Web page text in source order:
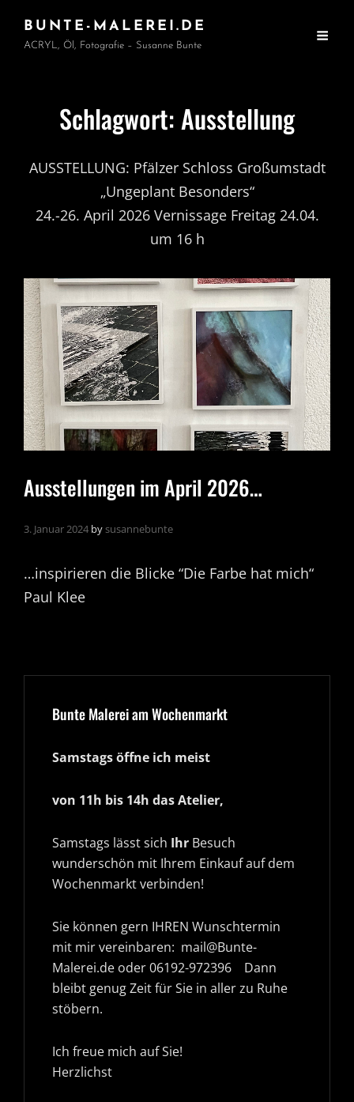
BUNTE-MALEREI.DE
ACRYL, Öl, Fotografie – Susanne Bunte
Schlagwort: Ausstellung
AUSSTELLUNG: Pfälzer Schloss Großumstadt
„Ungeplant Besonders“
24.-26. April 2026 Vernissage Freitag 24.04.
um 16 h
Ausstellungen im April 2026…
3. Januar 2024 bysusannebunte
…inspirieren die Blicke “Die Farbe hat mich“
Paul Klee
Bunte Malerei am Wochenmarkt
Samstags öffne ich meist
von 11h bis 14h das Atelier,
Samstags lässt sich Ihr Besuch
wunderschön mit Ihrem Einkauf auf dem
Wochenmarkt verbinden!
Sie können gern IHREN Wunschtermin
mit mir vereinbaren: mail@Bunte-
Malerei.de oder 06192-972396 Dann
bleibt genug Zeit für Sie in aller zu Ruhe
stöbern.
Ich freue mich auf Sie!
Herzlichst